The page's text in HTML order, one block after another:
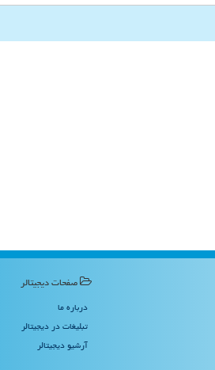
صفحات دیجیتالر
درباره ما
تبلیغات در دیجیتالر
آرشیو دیجیتالر